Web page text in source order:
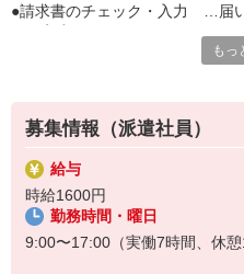
●請求書のチェック・入力 …届
●注文書のチェック …まちがいもっ
募集情報（派遣社員）
給与
時給1600円
勤務時間・曜日
9:00〜17:00（実働7時間、休憩